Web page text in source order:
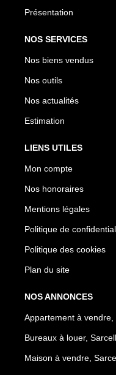
Présentation
NOS SERVICES
Nos biens vendus
Nos outils
Nos actualités
Estimation
LIENS UTILES
Mon compte
Nos honoraires
Mentions légales
Politique de
Politique des cookies
Plan du site
NOS ANNONCES
Appartement à vendre,
Bureaux à louer,
Maison à vendre,